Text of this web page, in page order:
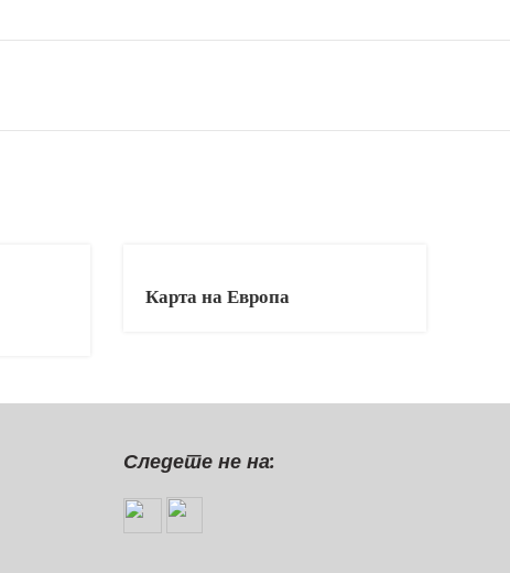
Карта на Европа
Следете не на: